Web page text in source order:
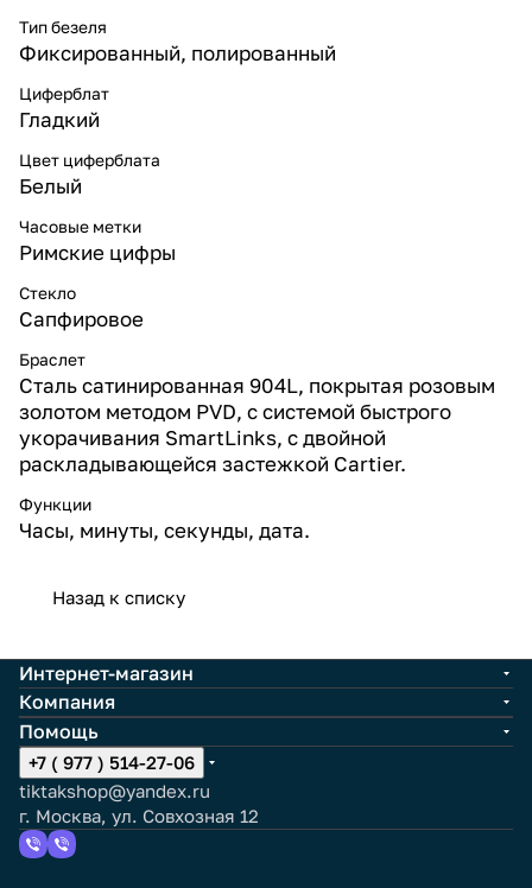
Тип безеля
Фиксированный, полированный
Циферблат
Гладкий
Цвет циферблата
Белый
Часовые метки
Римские цифры
Стекло
Сапфировое
Браслет
Сталь сатинированная 904L, покрытая розовым
золотом методом PVD, с системой быстрого
укорачивания SmartLinks, с двойной
раскладывающейся застежкой Cartier.
Функции
Часы, минуты, cекунды, дата.
Назад к списку
Интернет-магазин
Компания
Помощь
+7 ( 977 ) 514-27-06
tiktakshop@yandex.ru
г. Москва, ул. Совхозная 12